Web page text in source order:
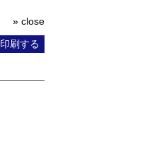
» close
印刷する